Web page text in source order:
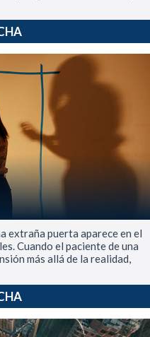
extraña puerta aparece en el
Cuando el paciente de una
más allá de la realidad,